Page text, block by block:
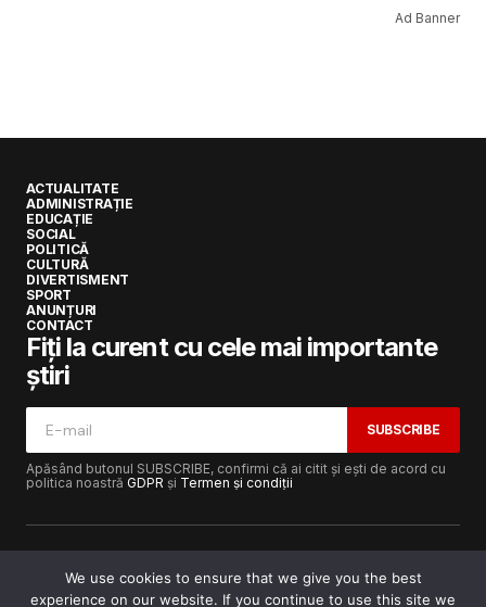
Ad Banner
ACTUALITATE
ADMINISTRAȚIE
EDUCAȚIE
SOCIAL
POLITICĂ
CULTURĂ
DIVERTISMENT
SPORT
ANUNȚURI
CONTACT
Fiți la curent cu cele mai importante
știri
SUBSCRIBE
Apăsând butonul SUBSCRIBE, confirmi că ai citit și ești de acord cu
politica noastră GDPR și Termen și condiții
Copyright © 2017-2025Lugojeanul.ro· Toate drepturile
We use cookies to ensure that we give you the best
experience on our website. If you continue to use this site we